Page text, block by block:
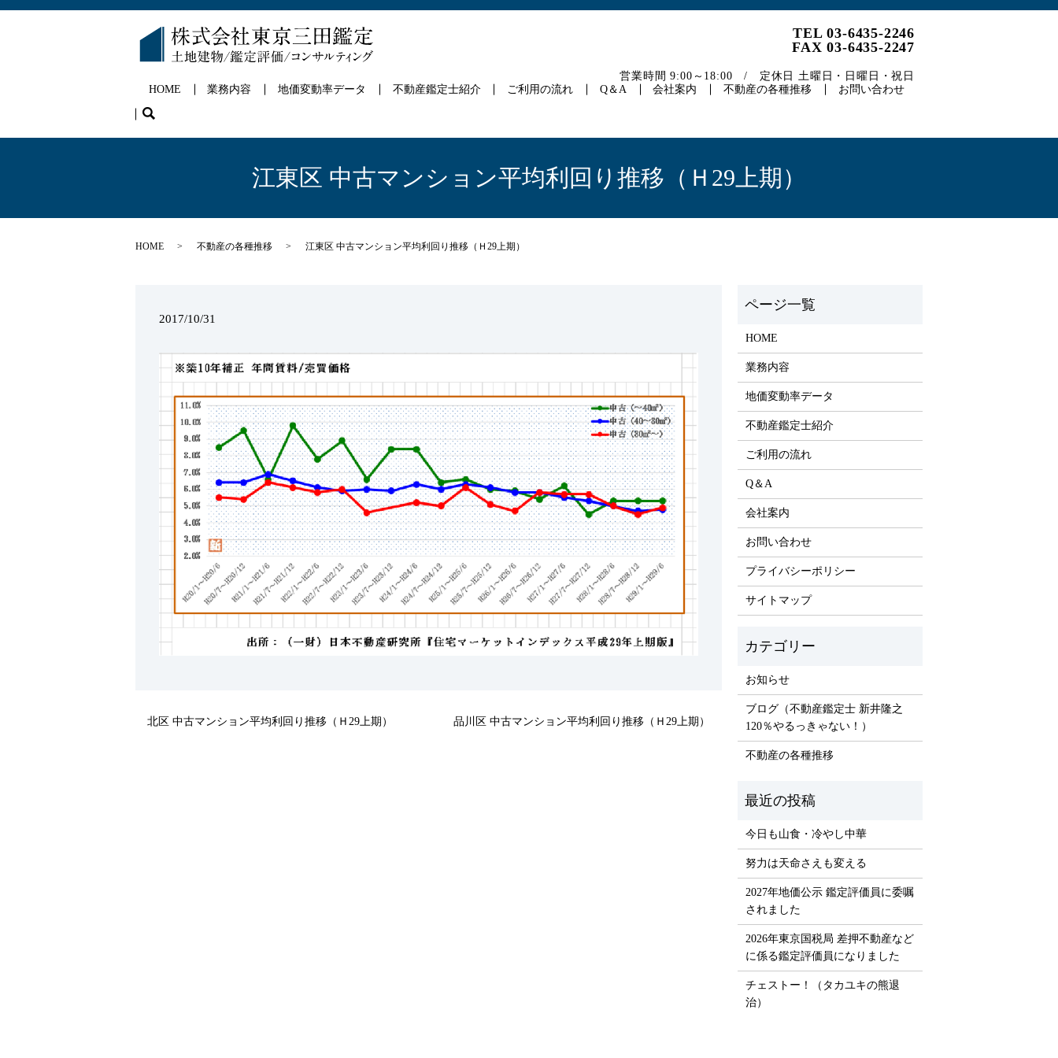
HOME 業務内容 地価変動率データ 不動産鑑定士紹介 ご利用の流れ Q＆A 会社案内 不動産の各種推移 お問い合わせ
search
TEL 03-6435-2246
FAX 03-6435-2247
営業時間 9:00～18:00 / 定休日 土曜日・日曜日・祝日
江東区 中古マンション平均利回り推移（Ｈ29上期）
HOME 不動産の各種推移 江東区 中古マンション平均利回り推移（Ｈ29上期）
2017/10/31
北区 中古マンション平均利回り推移（Ｈ29上期） 品川区 中古マンション平均利回り推移（Ｈ29上期）
HOME
業務内容
地価変動率データ
不動産鑑定士紹介
ご利用の流れ
Q＆A
会社案内
お問い合わせ
プライバシーポリシー
サイトマップ
お知らせ
ブログ（不動産鑑定士 新井隆之
120％やるっきゃない！）
不動産の各種推移
今日も山食・冷やし中華
努力は天命さえも変える
2027年地価公示 鑑定評価員に委嘱
されました
2026年東京国税局 差押不動産など
に係る鑑定評価員になりました
チェストー！（タカユキの熊退
治）